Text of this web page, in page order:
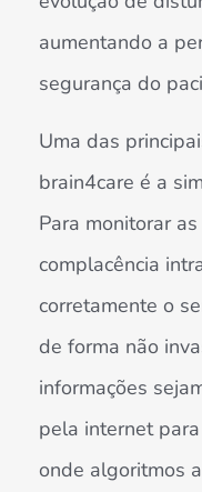
aumentando a
segurança do
Uma das
brain4care é a
Para monitorar
complacência
corretamente o
de forma não
informações
pela internet
onde algoritmos